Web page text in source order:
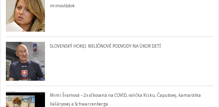
mimovládok
SLOVENSKÝ HOKEJ: MILIÓNOVÉ PODVODY NA ÚKOR DETÍ
Mimi Šramová – 2x očkovaná na COVID, volička Kisku, Čaputovej, kamarátka
Vašáryovej a Schwarzenberga